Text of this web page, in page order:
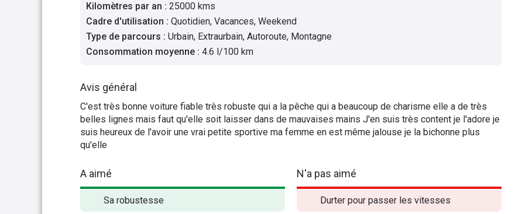
Kilomètres par an : 25000 kms
Cadre d'utilisation : Quotidien, Vacances, Weekend
Type de parcours : Urbain, Extraurbain, Autoroute, Montagne
Consommation moyenne : 4.6 l/100 km
Avis général
C'est très bonne voiture fiable très robuste qui a la pêche qui a beaucoup de charisme elle a de très
belles lignes mais faut qu'elle soit laisser dans de mauvaises mains J'en suis très content je l'adore je
suis heureux de l'avoir une vrai petite sportive ma femme en est même jalouse je la bichonne plus
qu'elle
A aimé
Sa robustesse
N'a pas aimé
Durter pour passer les vitesses